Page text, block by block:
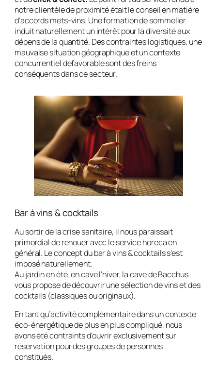
notre clientèle de proximité était le conseil en matière
d’accords mets-vins. Une formation de sommelier
induit naturellement un intérêt pour la diversité aux
dépens de la quantité. Des contraintes logistiques, une
mauvaise situation géographique et un contexte
concurrentiel défavorable sont des freins
conséquents dans ce secteur.
Bar à vins & cocktails
Au sortir de la crise sanitaire, il nous paraissait
primordial de renouer avec le service horeca en
général. Le concept du bar à vins & cocktails s’est
imposé naturellement.
Au jardin en été, en cave l’hiver, la cave de Bacchus
vous propose de découvrir une sélection de vins et des
cocktails (classiques ou originaux).
En tant qu’activité complémentaire dans un contexte
éco-énergétique de plus en plus compliqué, nous
avons été contraints d’ouvrir exclusivement sur
réservation pour des groupes de personnes
constitués.